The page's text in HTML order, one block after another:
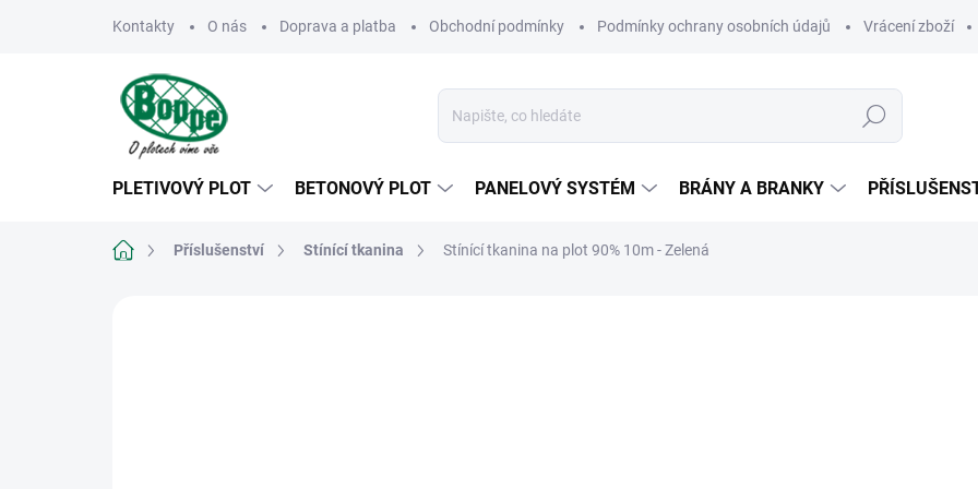
Kontakty O nás Doprava a platba Obchodní podmínky Podmínky ochrany osobních údajů Vrácení zboží
Hledat
PLETIVOVÝ PLOT BETONOVÝ PLOT PANELOVÝ SYSTÉM BRÁNY A BRANKY
Domů Příslušenství Stínící tkanina Stínící tkanina na plot 90% 10m - Zelená